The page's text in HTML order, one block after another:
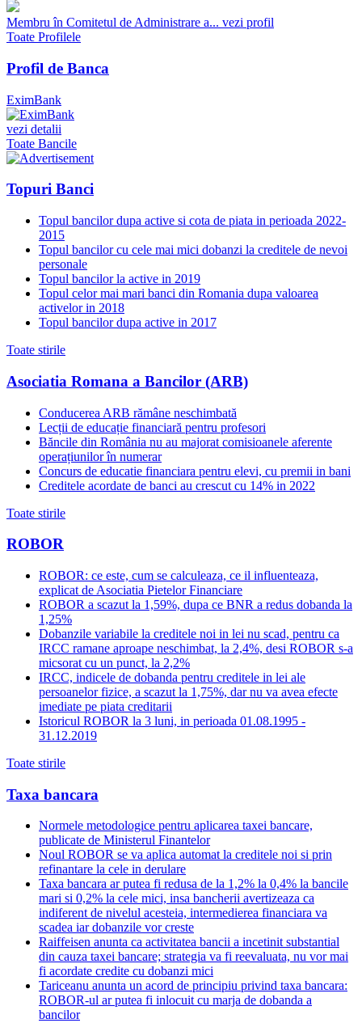
Membru în Comitetul de Administrare a... vezi profil
Toate Profilele
Profil de Banca
EximBank
vezi detalii
Toate Bancile
Topuri Banci
Topul bancilor dupa active si cota de piata in perioada 2022-
2015
Topul bancilor cu cele mai mici dobanzi la creditele de nevoi
personale
Topul bancilor la active in 2019
Topul celor mai mari banci din Romania dupa valoarea
activelor in 2018
Topul bancilor dupa active in 2017
Toate stirile
Asociatia Romana a Bancilor (ARB)
Conducerea ARB rămâne neschimbată
Lecții de educație financiară pentru profesori
Băncile din România nu au majorat comisioanele aferente
operațiunilor în numerar
Concurs de educatie financiara pentru elevi, cu premii in bani
Creditele acordate de banci au crescut cu 14% in 2022
Toate stirile
ROBOR
ROBOR: ce este, cum se calculeaza, ce il influenteaza,
explicat de Asociatia Pietelor Financiare
ROBOR a scazut la 1,59%, dupa ce BNR a redus dobanda la
1,25%
Dobanzile variabile la creditele noi in lei nu scad, pentru ca
IRCC ramane aproape neschimbat, la 2,4%, desi ROBOR s-a
micsorat cu un punct, la 2,2%
IRCC, indicele de dobanda pentru creditele in lei ale
persoanelor fizice, a scazut la 1,75%, dar nu va avea efecte
imediate pe piata creditarii
Istoricul ROBOR la 3 luni, in perioada 01.08.1995 -
31.12.2019
Toate stirile
Taxa bancara
Normele metodologice pentru aplicarea taxei bancare,
publicate de Ministerul Finantelor
Noul ROBOR se va aplica automat la creditele noi si prin
refinantare la cele in derulare
Taxa bancara ar putea fi redusa de la 1,2% la 0,4% la bancile
mari si 0,2% la cele mici, insa bancherii avertizeaza ca
indiferent de nivelul acesteia, intermedierea financiara va
scadea iar dobanzile vor creste
Raiffeisen anunta ca activitatea bancii a incetinit substantial
din cauza taxei bancare; strategia va fi reevaluata, nu vor mai
fi acordate credite cu dobanzi mici
Tariceanu anunta un acord de principiu privind taxa bancara:
ROBOR-ul ar putea fi inlocuit cu marja de dobanda a
bancilor